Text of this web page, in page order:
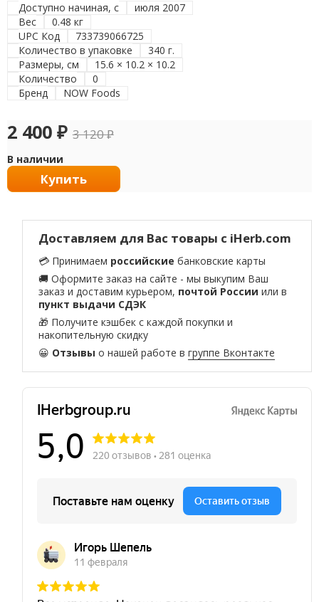
Доступно начиная, с
июля 2007
Вес
0.48 кг
UPC Код
733739066725
Количество в упаковке
340 г.
Размеры, см
15.6 × 10.2 × 10.2
Количество
0
Бренд
NOW Foods
2 400 ₽ 3 120₽
В наличии
Купить
Доставляем для Вас товары с iHerb.com
💳 Принимаем российские банковские карты
🚚 Оформите заказ на сайте - мы выкупим Ваш
заказ и доставим курьером, почтой России или в
пункт выдачи СДЭК
🎁 Получите кэшбек с каждой покупки и
накопительную скидку
😀 Отзывы о нашей работе вгруппе Вконтакте